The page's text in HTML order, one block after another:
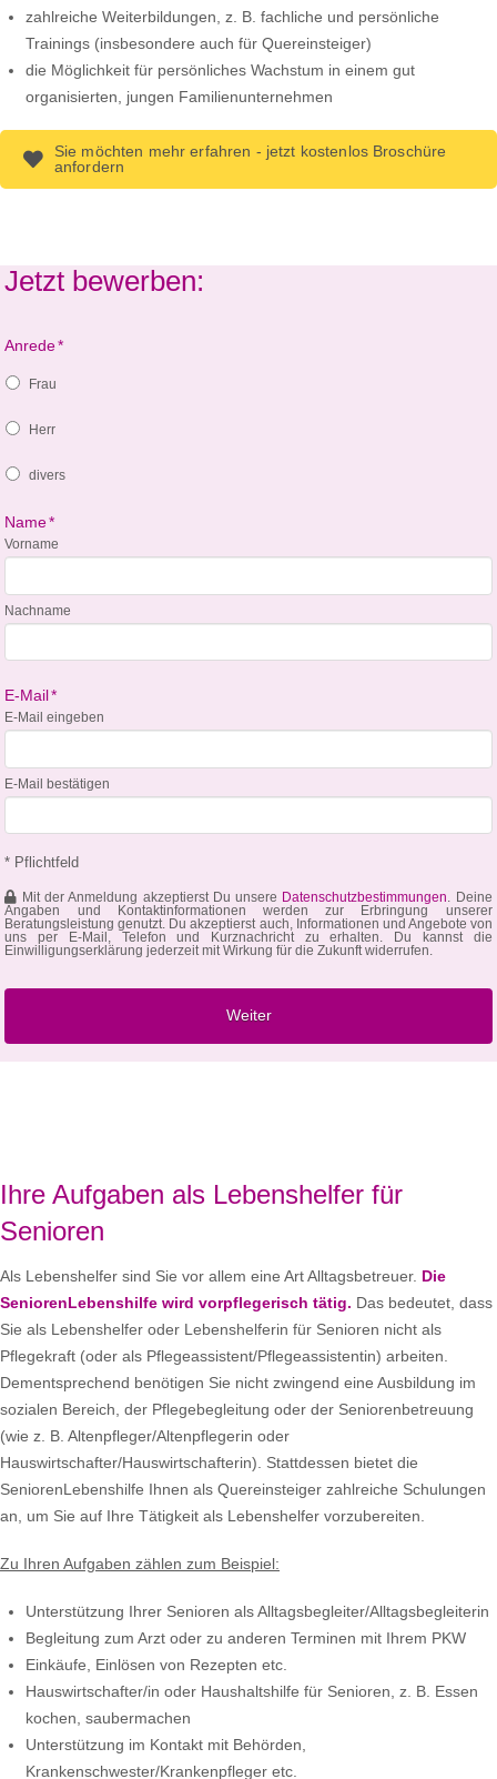
zahlreiche Weiterbildungen, z. B. fachliche und persönliche
Trainings (insbesondere auch für Quereinsteiger)
die Möglichkeit für persönliches Wachstum in einem gut
organisierten, jungen Familienunternehmen
Sie möchten mehr erfahren - jetzt kostenlos Broschüre
anfordern
Jetzt bewerben:
Anrede*
Frau
Herr
divers
Name*
Vorname
Nachname
E-Mail*
E-Mail eingeben
E-Mail bestätigen
* Pflichtfeld
Mit der Anmeldung akzeptierst Du unsere Datenschutzbestimmungen. Deine
Angaben und Kontaktinformationen werden zur Erbringung unserer
Beratungsleistung genutzt. Du akzeptierst auch, Informationen und Angebote von
uns per E-Mail, Telefon und Kurznachricht zu erhalten. Du kannst die
Einwilligungserklärung jederzeit mit Wirkung für die Zukunft widerrufen.
Ihre Aufgaben als Lebenshelfer für
Senioren
Als Lebenshelfer sind Sie vor allem eine Art Alltagsbetreuer. Die
SeniorenLebenshilfe wird vorpflegerisch tätig. Das bedeutet, dass
Sie als Lebenshelfer oder Lebenshelferin für Senioren nicht als
Pflegekraft (oder als Pflegeassistent/Pflegeassistentin) arbeiten.
Dementsprechend benötigen Sie nicht zwingend eine Ausbildung im
sozialen Bereich, der Pflegebegleitung oder der Seniorenbetreuung
(wie z. B. Altenpfleger/Altenpflegerin oder
Hauswirtschafter/Hauswirtschafterin). Stattdessen bietet die
SeniorenLebenshilfe Ihnen als Quereinsteiger zahlreiche Schulungen
an, um Sie auf Ihre Tätigkeit als Lebenshelfer vorzubereiten.
Zu Ihren Aufgaben zählen zum Beispiel:
Unterstützung Ihrer Senioren als Alltagsbegleiter/Alltagsbegleiterin
Begleitung zum Arzt oder zu anderen Terminen mit Ihrem PKW
Einkäufe, Einlösen von Rezepten etc.
Hauswirtschafter/in oder Haushaltshilfe für Senioren, z. B. Essen
kochen, saubermachen
Unterstützung im Kontakt mit Behörden,
Krankenschwester/Krankenpfleger etc.